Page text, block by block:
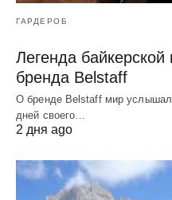
ГАРДЕРОБ
Легенда байкерской
бренда Belstaff
О бренде Belstaff мир
дней своего…
2 дня ago